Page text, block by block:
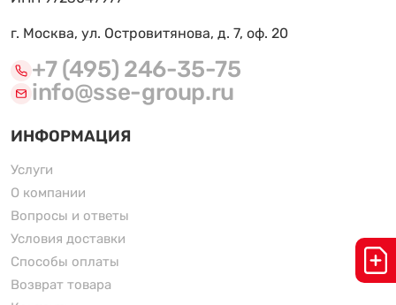
г. Москва, ул. Островитянова, д. 7, оф. 20
+7 (495) 246-35-75
info@sse-group.ru
ИНФОРМАЦИЯ
Услуги
О компании
Вопросы и ответы
Условия доставки
Способы оплаты
Возврат товара